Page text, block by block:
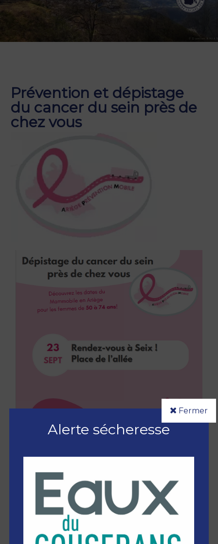
© Damien NAVAS
Prévention et dépistage
du cancer du sein près de
chez vous
Fermer
Alerte sécheresse